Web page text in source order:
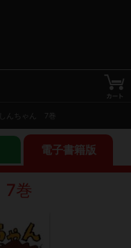
しんちゃん 7巻
電子書籍版
巻